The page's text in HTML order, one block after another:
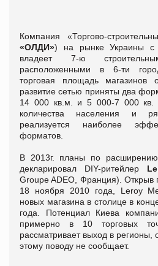
Компания «Торгово-
«ОЛДИ») на рынке Украины с
владеет 7-ю
расположенными в 6-ти
торговая площадь
развитие сетью приняты два
14 000 кв.м. и 5 000-7 000 кв.
количества населения и
реализуется наиболее
форматов.
В 2013г. планы по
декларировал DIY-ритейлер
Groupe ADEO, Франция). Открыв
18 ноября 2010 года, Leroy
новых магазина в столице в
года. Потенциал Киева
примерно в 10 торговых
рассматривает выход в регионы,
этому поводу не сообщает.